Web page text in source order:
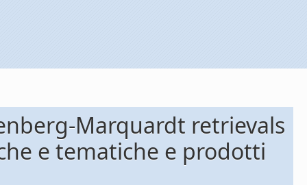
Marquardt retrievals
e tematiche e prodotti